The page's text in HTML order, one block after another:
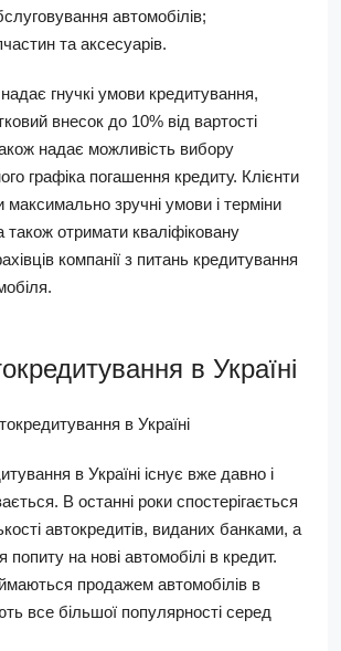
автомобілів;
та аксесуарів.
гнучкі умови кредитування,
внесок до 10% від вартості
надає можливість вибору
графіка погашення кредиту. Клієнти
зручні умови і терміни
також отримати кваліфіковану
компанії з питань кредитування
в Україні
в Україні
в Україні існує вже давно і
В останні роки спостерігається
автокредитів, виданих банками, а
попиту на нові автомобілі в кредит.
продажем автомобілів в
все більшої популярності серед